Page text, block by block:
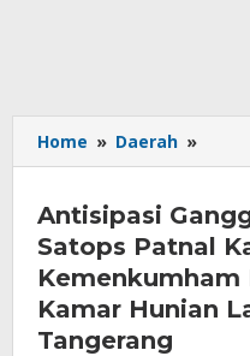
Home » Daerah »
Tim
Antisipasi
Satops Patnal
Kemenkumham
Kamar Hunian
Tangerang